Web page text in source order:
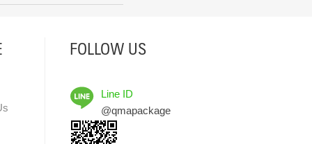
FOLLOW US
Line ID
@qmapackage